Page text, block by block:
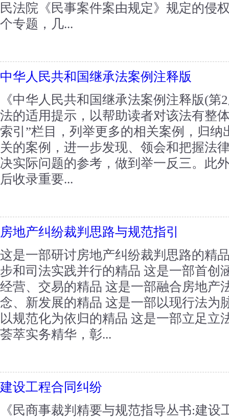
民法院《民事案件案由规定》规定的侵
个专题，几...
中华人民共和国继承法案例注释版
《中华人民共和国继承法案例注释版(
法的适用提示，以帮助读者对该法有整
索引”栏目，列举更多的相关案例，归
关的案例，进一步发现、领会和把握法
决实际问题的参考，做到举一反三。此
后收录重要...
房地产纠纷裁判思路与规范指引
这是一部研讨房地产纠纷裁判思路的精
步和司法实践并行的精品 这是一部首创
经营、交易的精品 这是一部融合房地产
念、新发展的精品 这是一部以现行法为
以规范化为依归的精品 这是一部立足立
荟萃实务精华，彰...
建设工程合同纠纷
《民商事裁判精要与规范指导丛书:建